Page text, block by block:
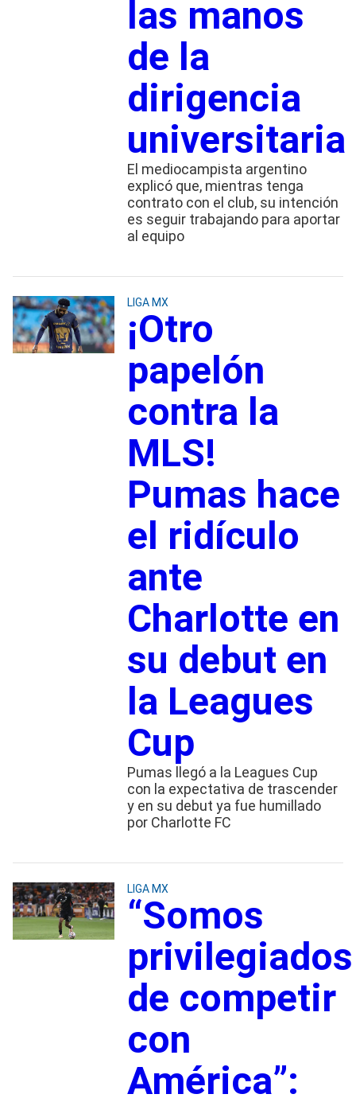
las manos
de la
dirigencia
universitaria
El mediocampista argentino
explicó que, mientras tenga
contrato con el club, su intención
es seguir trabajando para aportar
al equipo
LIGA MX
¡Otro
papelón
contra la
MLS!
Pumas hace
el ridículo
ante
Charlotte en
su debut en
la Leagues
Cup
Pumas llegó a la Leagues Cup
con la expectativa de trascender
y en su debut ya fue humillado
por Charlotte FC
LIGA MX
“Somos
privilegiados
de competir
con
América”: